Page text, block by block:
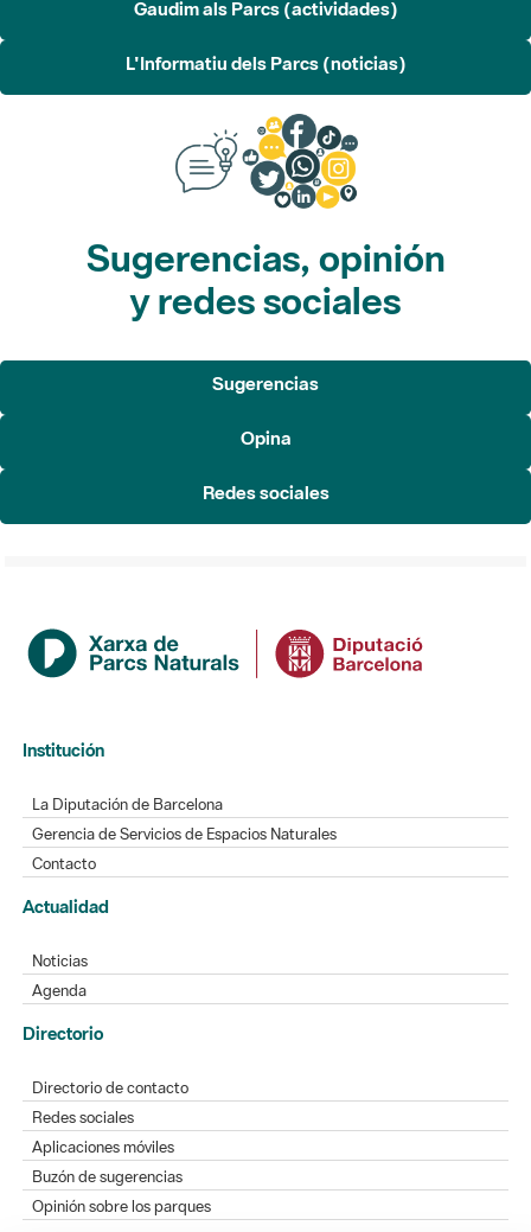
Gaudim als Parcs (actividades)
L'Informatiu dels Parcs (noticias)
Sugerencias, opinión
y redes sociales
Sugerencias
Opina
Redes sociales
Institución
La Diputación de Barcelona
Gerencia de Servicios de Espacios Naturales
Contacto
Actualidad
Noticias
Agenda
Directorio
Directorio de contacto
Redes sociales
Aplicaciones móviles
Buzón de sugerencias
Opinión sobre los parques